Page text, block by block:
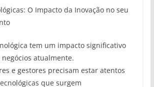
O Impacto da Inovação no seu
tem um impacto significativo
atualmente.
e gestores precisam estar atentos
que surgem